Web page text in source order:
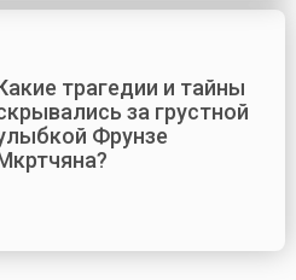
трагедии и тайны
за грустной
Фрунзе